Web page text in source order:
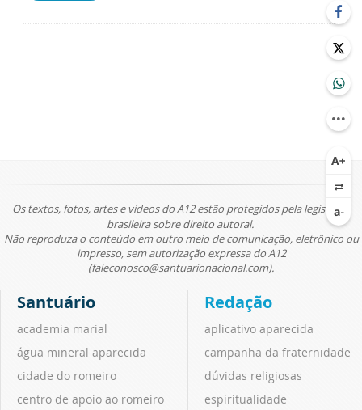
Os textos, fotos, artes e vídeos do A12 estão protegidos pela legislação
brasileira sobre direito autoral.
Não reproduza o conteúdo em outro meio de comunicação, eletrônico ou
impresso, sem autorização expressa do A12
(faleconosco@santuarionacional.com).
Santuário
academia marial
água mineral aparecida
cidade do romeiro
centro de apoio ao romeiro
Redação
aplicativo aparecida
campanha da fraternidade
dúvidas religiosas
espiritualidade